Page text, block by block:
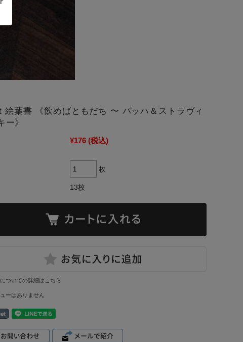
絵葉書 《飲めばともだち 〜 バッハ＆ストラヴィ
ー》
¥176 (税込)
枚
13枚
ついての詳細はこちら
ューはありません